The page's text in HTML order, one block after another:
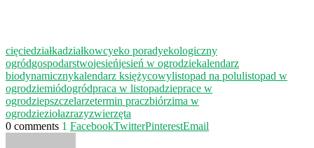
cięciedziałkadziałkowcyeko poradyekologiczny
ogródgospodarstwojesieńjesień w ogrodziekalendarz
biodynamicznykalendarz księżycowylistopad na polulistopad w
ogrodziemiódogródpraca w listopadzieprace w
ogrodziepszczelarzetermin praczbiórzima w
ogrodzieziołazrazyzwierzęta
0 comments 1 FacebookTwitterPinterestEmail